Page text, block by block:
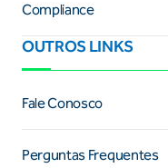
Compliance
OUTROS LINKS
Fale Conosco
Perguntas Frequentes